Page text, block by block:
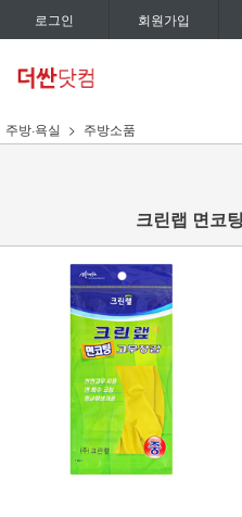
로그인 회원가입
주방·욕실 주방소품
크린랩 면코